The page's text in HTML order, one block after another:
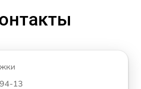
13